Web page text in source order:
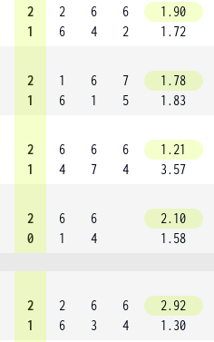
2
1
2
6
6
4
6
2
1.90
1.72
2
1
1
6
6
1
7
5
1.78
1.83
2
1
6
4
6
7
6
4
1.21
3.57
2
0
6
1
6
4
2.10
1.58
2
1
2
6
6
3
6
4
2.92
1.30